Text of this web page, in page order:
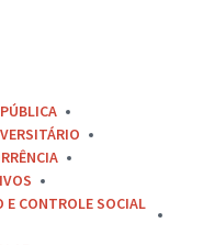
E CONTROLE SOCIAL